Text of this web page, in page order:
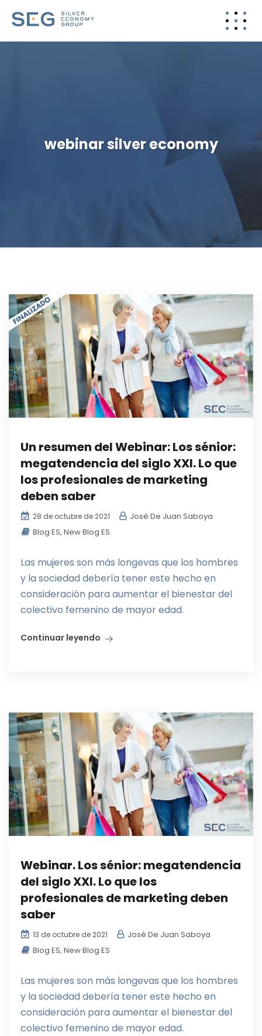
webinar silver economy
Un resumen del Webinar: Los sénior:
megatendencia del siglo XXI. Lo que
los profesionales de marketing
deben saber
28 de octubre de 2021
José De Juan Saboya
Blog ES, New Blog ES
Las mujeres son más longevas que los hombres
y la sociedad debería tener este hecho en
consideración para aumentar el bienestar del
colectivo femenino de mayor edad.
Continuar leyendo
Webinar. Los sénior: megatendencia
del siglo XXI. Lo que los
profesionales de marketing deben
saber
13 de octubre de 2021
José De Juan Saboya
Blog ES, New Blog ES
Las mujeres son más longevas que los hombres
y la sociedad debería tener este hecho en
consideración para aumentar el bienestar del
colectivo femenino de mayor edad.